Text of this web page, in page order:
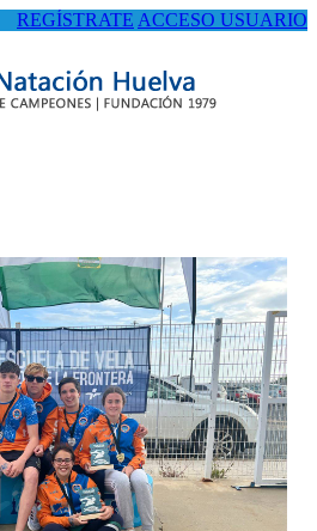
REGÍSTRATE ACCESO USUARIO